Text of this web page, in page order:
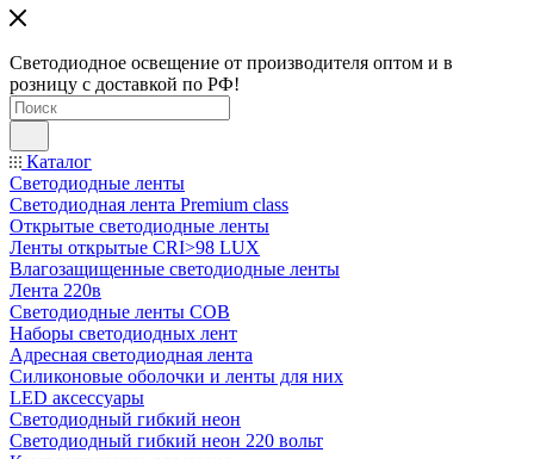
Светодиодное освещение от производителя оптом и в
розницу с доставкой по РФ!
Каталог
Светодиодные ленты
Светодиодная лента Premium class
Открытые светодиодные ленты
Ленты открытые CRI>98 LUX
Влагозащищенные светодиодные ленты
Лента 220в
Светодиодные ленты COB
Наборы светодиодных лент
Адресная светодиодная лента
Силиконовые оболочки и ленты для них
LED аксессуары
Светодиодный гибкий неон
Светодиодный гибкий неон 220 вольт